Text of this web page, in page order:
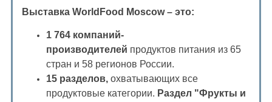
Выставка WorldFood Moscow – это:
1 764 компаний-
производителей продуктов питания из 65
стран и 58 регионов России.
15 разделов, охватывающих все
продуктовые категории. Раздел "Фрукты и